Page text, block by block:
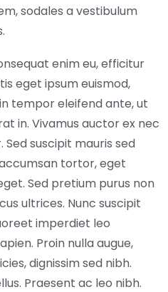
sodales a vestibulum
enim eu, efficitur
eget ipsum euismod,
tempor eleifend ante, ut
in. Vivamus auctor ex nec
suscipit mauris sed
tortor, eget
Sed pretium purus non
ultrices. Nunc suscipit
imperdiet leo
Proin nulla augue,
dignissim sed nibh.
Praesent ac leo nibh.